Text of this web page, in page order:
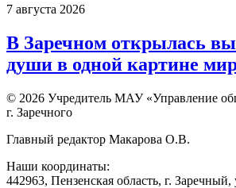
7 августа 2026
В Заречном открылась
души в одной картине
© 2026 Учредитель МАУ «Управление
г. Заречного
Главный редактор Макарова О.В.
Наши координаты:
442963, Пензенская область, г.